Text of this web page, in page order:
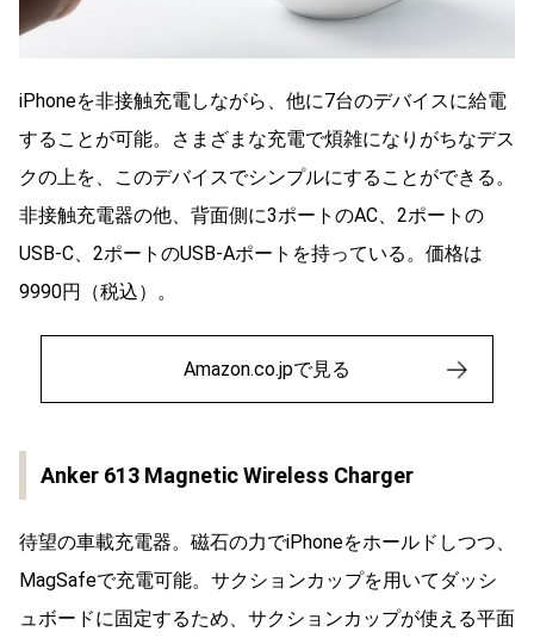
iPhoneを非接触充電しながら、他に7台のデバイスに給電
することが可能。さまざまな充電で煩雑になりがちなデス
クの上を、このデバイスでシンプルにすることができる。
非接触充電器の他、背面側に3ポートのAC、2ポートの
USB-C、2ポートのUSB-Aポートを持っている。価格は
9990円（税込）。
Amazon.co.jpで見る
Anker 613 Magnetic Wireless Charger
待望の車載充電器。磁石の力でiPhoneをホールドしつつ、
MagSafeで充電可能。サクションカップを用いてダッシ
ュボードに固定するため、サクションカップが使える平面